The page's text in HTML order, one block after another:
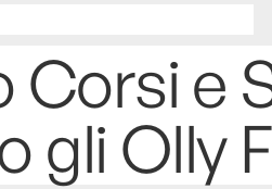
Corsi e
gli Olly